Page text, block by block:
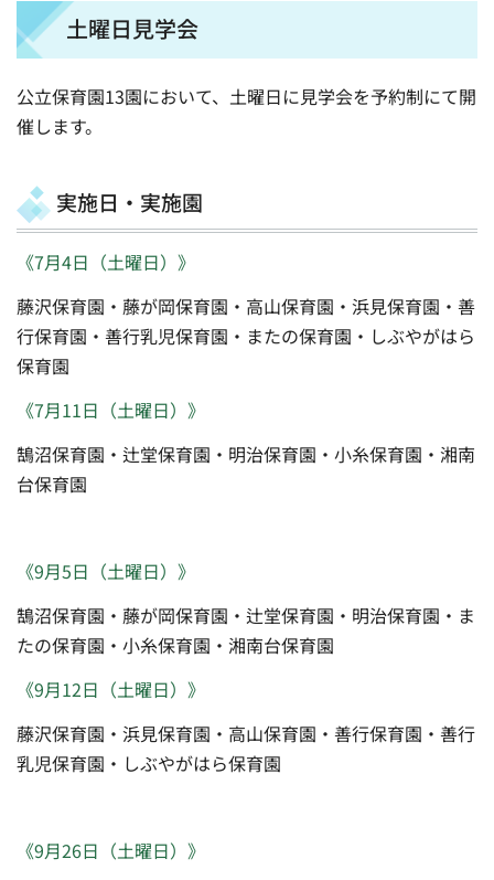
土曜日見学会
公立保育園13園において、土曜日に見学会を予約制にて開
催します。
実施日・実施園
《7月4日（土曜日）》
藤沢保育園・藤が岡保育園・高山保育園・浜見保育園・善
行保育園・善行乳児保育園・またの保育園・しぶやがはら
保育園
《7月11日（土曜日）》
鵠沼保育園・辻堂保育園・明治保育園・小糸保育園・湘南
台保育園
《9月5日（土曜日）》
鵠沼保育園・藤が岡保育園・辻堂保育園・明治保育園・ま
たの保育園・小糸保育園・湘南台保育園
《9月12日（土曜日）》
藤沢保育園・浜見保育園・高山保育園・善行保育園・善行
乳児保育園・しぶやがはら保育園
《9月26日（土曜日）》